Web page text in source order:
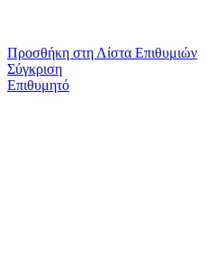
Προσθήκη στη Λίστα Επιθυμιών
Σύγκριση
Επιθυμητό